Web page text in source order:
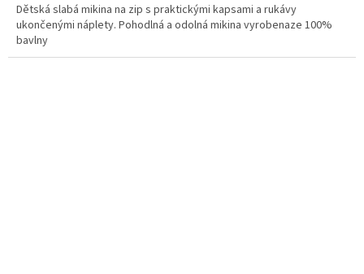
Dětská slabá mikina na zip s praktickými kapsami a rukávy
ukončenými náplety. Pohodlná a odolná mikina vyrobenaze 100%
bavlny